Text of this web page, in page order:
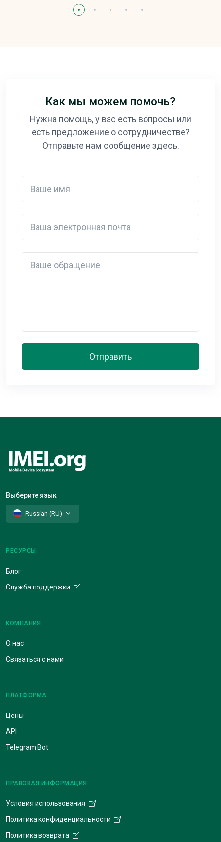
Как мы можем помочь?
Нужна помощь, у вас есть вопросы или
есть предложение о сотрудничестве?
Отправьте нам сообщение здесь.
Отправить
Выберите язык
Russian (RU)
РЕСУРСЫ
Блог
Служба поддержки
КОМПАНИЯ
О нас
Связаться с нами
ПЛАТФОРМА
Цены
API
Telegram Bot
ПРАВОВАЯ ИНФОРМАЦИЯ
Условия использования
Политика конфиденциальности
Политика возврата